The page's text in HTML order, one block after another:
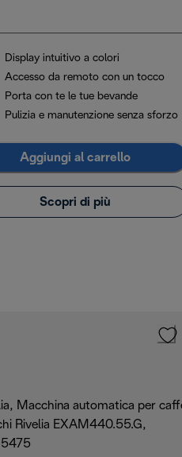
Display intuitivo a colori
Accesso da remoto con un tocco
Porta con te le tue bevande
Pulizia e manutenzione senza sforzo
Aggiungi al carrello
Scopri di più